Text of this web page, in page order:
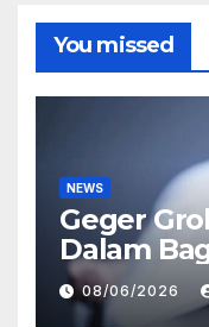
You missed
NEWS
Geger
Dalam
Terkait
HP
08/06/2026